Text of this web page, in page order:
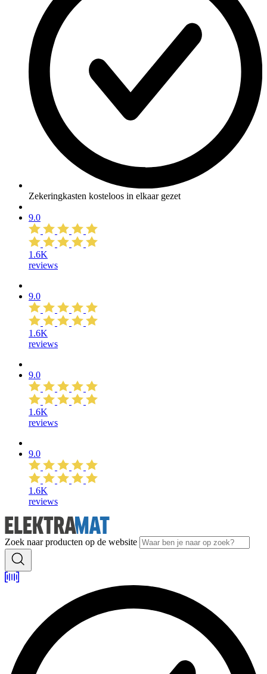
Zekeringkasten kosteloos in elkaar gezet
9.0
1.6K
reviews
9.0
1.6K
reviews
9.0
1.6K
reviews
9.0
1.6K
reviews
Zoek naar producten op de website